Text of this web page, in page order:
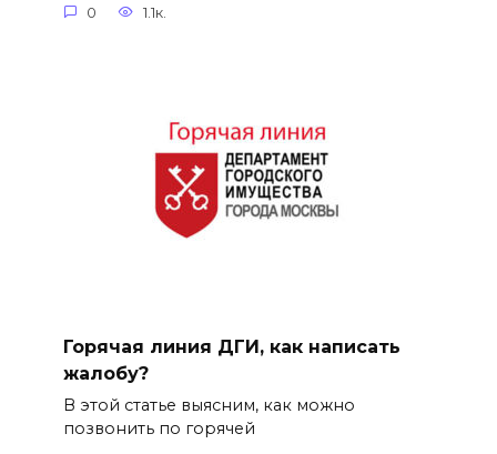
0 1.1к.
Горячая линия ДГИ, как написать
жалобу?
В этой статье выясним, как можно
позвонить по горячей